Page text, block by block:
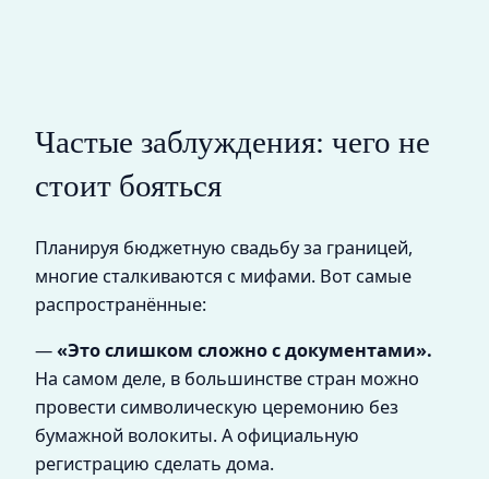
Частые заблуждения: чего не
стоит бояться
Планируя бюджетную свадьбу за границей,
многие сталкиваются с мифами. Вот самые
распространённые:
—«Это слишком сложно с документами».
На самом деле, в большинстве стран можно
провести символическую церемонию без
бумажной волокиты. А официальную
регистрацию сделать дома.